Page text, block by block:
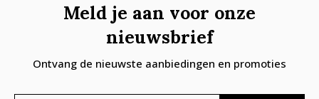
Meld je aan voor onze
nieuwsbrief
Ontvang de nieuwste aanbiedingen en promoties